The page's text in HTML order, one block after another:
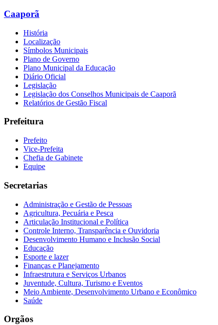
Caaporã
História
Localização
Símbolos Municipais
Plano de Governo
Plano Municipal da Educação
Diário Oficial
Legislação
Legislação dos Conselhos Municipais de Caaporã
Relatórios de Gestão Fiscal
Prefeitura
Prefeito
Vice-Prefeita
Chefia de Gabinete
Equipe
Secretarias
Administração e Gestão de Pessoas
Agricultura, Pecuária e Pesca
Articulação Institucional e Política
Controle Interno, Transparência e Ouvidoria
Desenvolvimento Humano e Inclusão Social
Educação
Esporte e lazer
Finanças e Planejamento
Infraestrutura e Serviços Urbanos
Juventude, Cultura, Turismo e Eventos
Meio Ambiente, Desenvolvimento Urbano e Econômico
Saúde
Orgãos